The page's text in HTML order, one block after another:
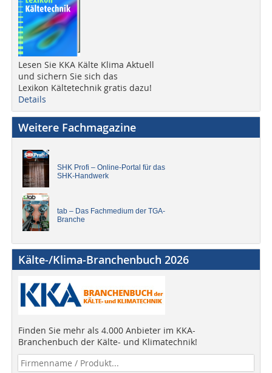
Lesen Sie KKA Kälte Klima Aktuell
und sichern Sie sich das
Lexikon Kältetechnik gratis dazu!
Details
Weitere Fachmagazine
SHK Profi – Online-Portal für das
SHK-Handwerk
tab – Das Fachmedium der TGA-
Branche
Kälte-/Klima-Branchenbuch 2026
Finden Sie mehr als 4.000 Anbieter im KKA-
Branchenbuch der Kälte- und Klimatechnik!